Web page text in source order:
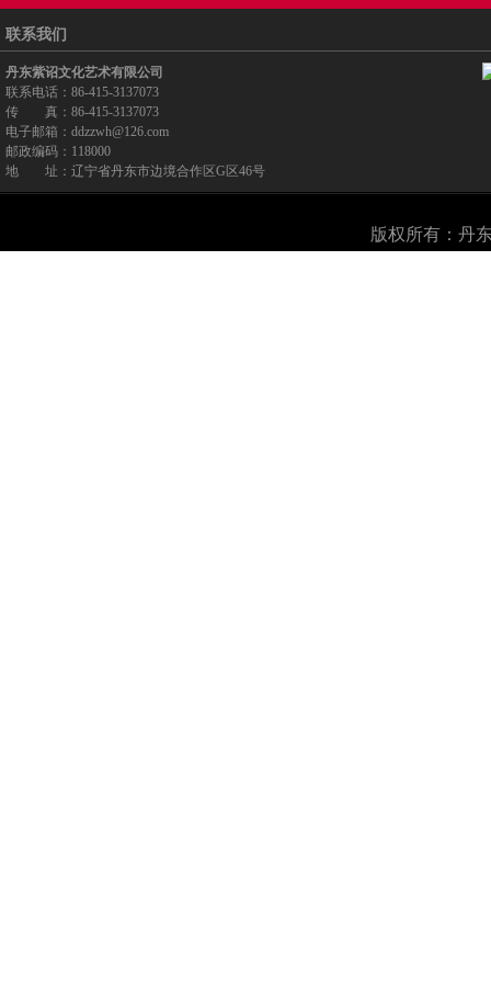
联系我们
丹东紫诏文化艺术有限公司
联系电话：86-415-3137073
传 真：86-415-3137073
电子邮箱：ddzzwh@126.com
邮政编码：118000
地 址：辽宁省丹东市边境合作区G区46号
版权所有：